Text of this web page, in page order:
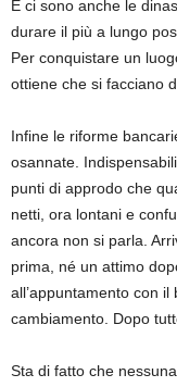
E ci sono anche le
durare il più a lungo
Per conquistare un
ottiene che si facciano
Infine le riforme
osannate.
punti di approdo che
netti, ora lontani e
ancora non si parla.
prima, né un attimo
all’appuntamento con
cambiamento. Dopo
Sta di fatto che